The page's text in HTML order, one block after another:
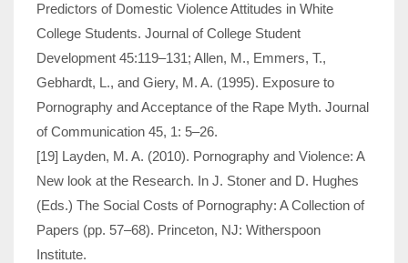
Predictors of Domestic Violence Attitudes in White
College Students. Journal of College Student
Development 45:119–131; Allen, M., Emmers, T.,
Gebhardt, L., and Giery, M. A. (1995). Exposure to
Pornography and Acceptance of the Rape Myth. Journal
of Communication 45, 1: 5–26.
[19] Layden, M. A. (2010). Pornography and Violence: A
New look at the Research. In J. Stoner and D. Hughes
(Eds.) The Social Costs of Pornography: A Collection of
Papers (pp. 57–68). Princeton, NJ: Witherspoon
Institute.